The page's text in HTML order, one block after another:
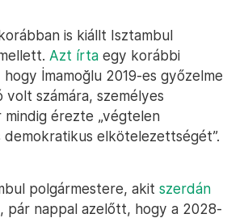
is kiállt Isztambul
Azt írta egy korábbi
İmamoğlu 2019-es győzelme
volt számára, személyes
mindig érezte „végtelen
elkötelezettségét”.
polgármestere, akit szerdán
, pár nappal azelőtt, hogy a 2028-